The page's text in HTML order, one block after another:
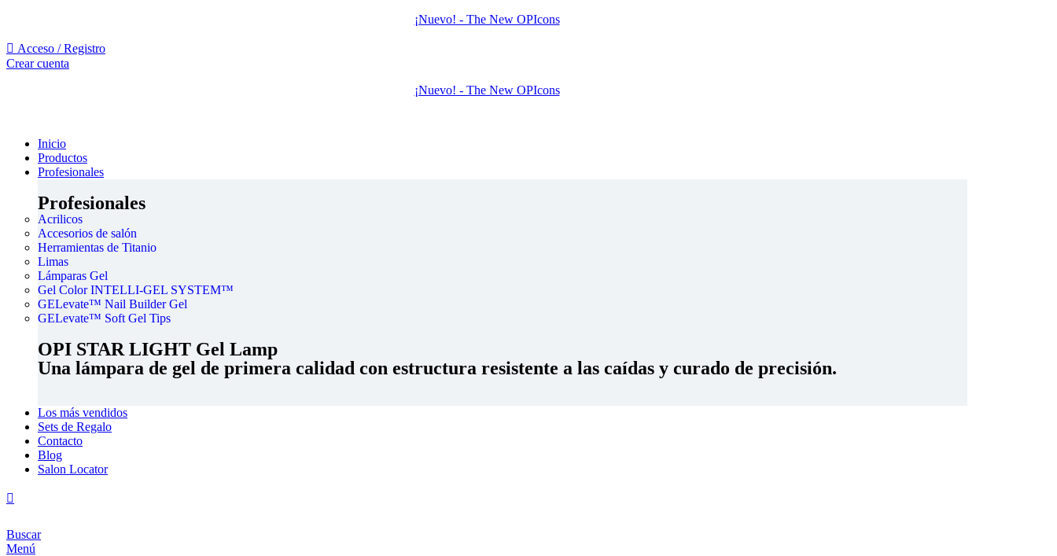
¡Nuevo! - The New OPIcons
Acceso / Registro
Crear cuenta
¡Nuevo! - The New OPIcons
Inicio
Productos
Profesionales
Profesionales
Acrilicos
Accesorios de salón
Herramientas de Titanio
Limas
Lámparas Gel
Gel Color INTELLI-GEL SYSTEM™
GELevate™ Nail Builder Gel
GELevate™ Soft Gel Tips
OPI STAR LIGHT Gel Lamp
Una lámpara de gel de primera calidad con estructura resistente a las caídas y curado de precisión.
Los más vendidos
Sets de Regalo
Contacto
Blog
Salon Locator
Buscar
Menú